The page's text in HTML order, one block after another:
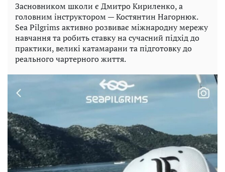
Засновником школи є Дмитро Кириленко, а
головним інструктором — Костянтин Нагорнюк.
Sea Pilgrims активно розвиває міжнародну мережу
навчання та робить ставку на сучасний підхід до
практики, великі катамарани та підготовку до
реального чартерного життя.